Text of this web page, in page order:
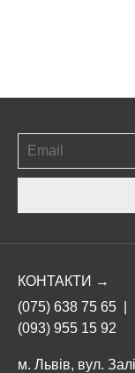
КОНТАКТИ →
(075) 638 75 65
(093) 955 15 92
м. Львів, вул.